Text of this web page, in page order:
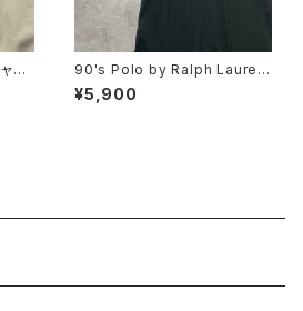
ン
レ
90's Polo by Ralph Lauren
ポロバイラルフローレン 刺繍
ワンポイント ポニー ブラッ
¥5,900